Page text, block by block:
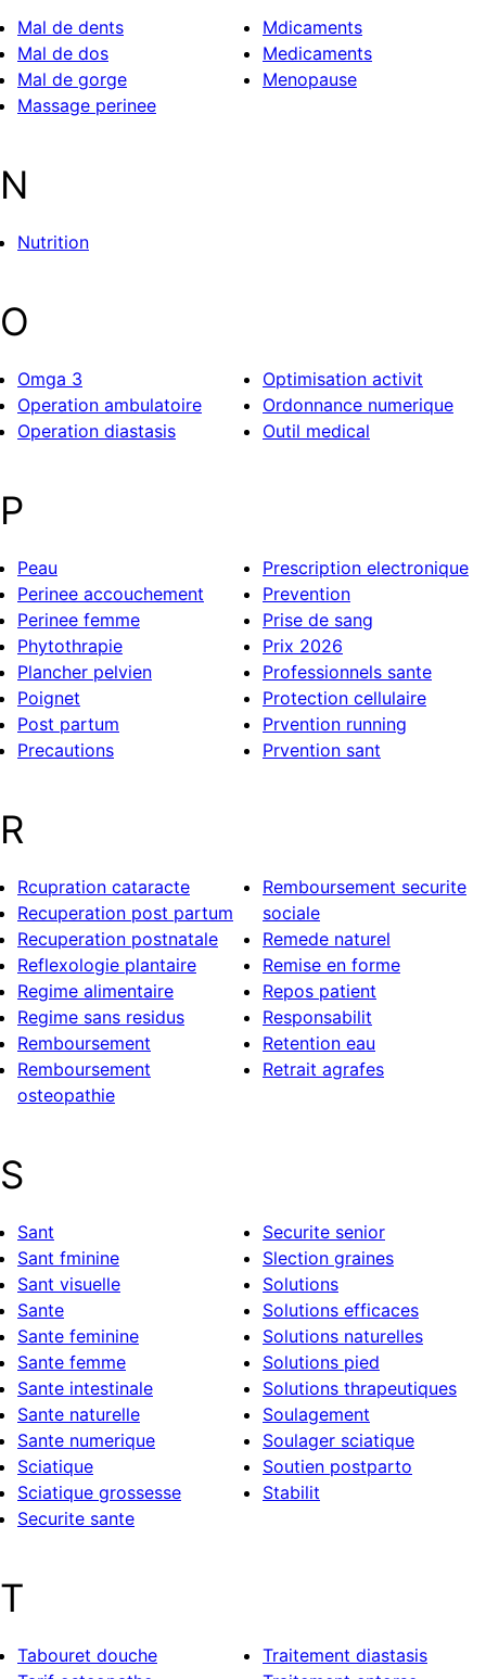
Mal de dents
Mal de dos
Mal de gorge
Massage perinee
Mdicaments
Medicaments
Menopause
N
Nutrition
O
Omga 3
Operation ambulatoire
Operation diastasis
Optimisation activit
Ordonnance numerique
Outil medical
P
Peau
Perinee accouchement
Perinee femme
Phytothrapie
Plancher pelvien
Poignet
Post partum
Precautions
Prescription electronique
Prevention
Prise de sang
Prix 2026
Professionnels sante
Protection cellulaire
Prvention running
Prvention sant
R
Rcupration cataracte
Recuperation post partum
Recuperation postnatale
Reflexologie plantaire
Regime alimentaire
Regime sans residus
Remboursement
Remboursement
osteopathie
Remboursement securite
sociale
Remede naturel
Remise en forme
Repos patient
Responsabilit
Retention eau
Retrait agrafes
S
Sant
Sant fminine
Sant visuelle
Sante
Sante feminine
Sante femme
Sante intestinale
Sante naturelle
Sante numerique
Sciatique
Sciatique grossesse
Securite sante
Securite senior
Slection graines
Solutions
Solutions efficaces
Solutions naturelles
Solutions pied
Solutions thrapeutiques
Soulagement
Soulager sciatique
Soutien postparto
Stabilit
T
Tabouret douche
Traitement diastasis